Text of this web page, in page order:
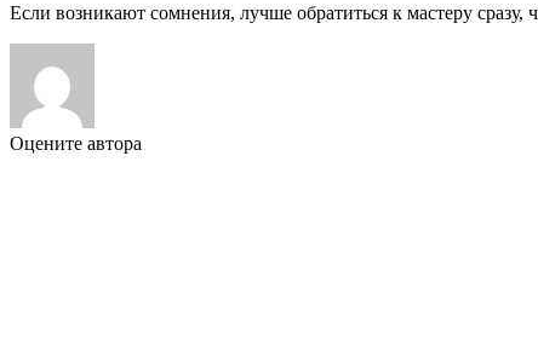
Если возникают сомнения, лучше обратиться к мастеру
Оцените автора